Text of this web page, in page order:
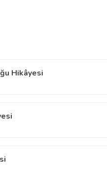
Hikâyesi